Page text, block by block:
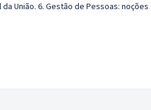
União. 6. Gestão de Pessoas: noções